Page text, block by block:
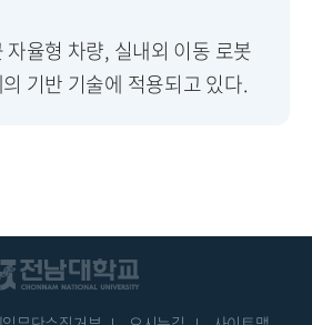
자율형 차량, 실내외 이동 로봇
기반 기술에 적용되고 있다.